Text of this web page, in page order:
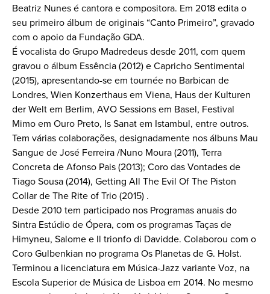
Beatriz Nunes é cantora e compositora. Em 2018 edita o
seu primeiro álbum de originais “Canto Primeiro”, gravado
com o apoio da Fundação GDA.
É vocalista do Grupo Madredeus desde 2011, com quem
gravou o álbum Essência (2012) e Capricho Sentimental
(2015), apresentando-se em tournée no Barbican de
Londres, Wien Konzerthaus em Viena, Haus der Kulturen
der Welt em Berlim, AVO Sessions em Basel, Festival
Mimo em Ouro Preto, Is Sanat em Istambul, entre outros.
Tem várias colaborações, designadamente nos álbuns Mau
Sangue de José Ferreira /Nuno Moura (2011), Terra
Concreta de Afonso Pais (2013); Coro das Vontades de
Tiago Sousa (2014), Getting All The Evil Of The Piston
Collar de The Rite of Trio (2015) .
Desde 2010 tem participado nos Programas anuais do
Sintra Estúdio de Ópera, com os programas Taças de
Himyneu, Salome e Il trionfo di Davidde. Colaborou com o
Coro Gulbenkian no programa Os Planetas de G. Holst.
Terminou a licenciatura em Música-Jazz variante Voz, na
Escola Superior de Música de Lisboa em 2014. No mesmo